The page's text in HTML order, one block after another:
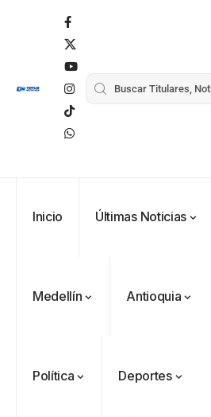
Inicio Últimas Noticias
Medellín Antioquia
Política Deportes